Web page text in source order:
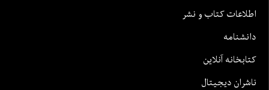
اطلاعات کتاب و نشر
دانشنامه
کتابخانه آنلاین
ناشران دیجیتال